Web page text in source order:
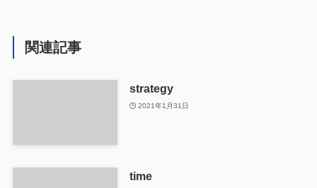
関連記事
strategy
2021年1月31日
time